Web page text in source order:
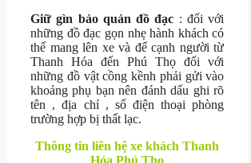
Giữ gìn bảo quản đồ đạc : đối với
những đồ đạc gọn nhẹ hành khách có
thể mang lên xe và để cạnh người từ
Thanh Hóa đến Phú Thọ đối với
những đồ vật cồng kềnh phải gửi vào
khoảng phụ bạn nên đánh dấu ghi rõ
tên , địa chỉ , số điện thoại phòng
trường hợp bị thất lạc.
Thông tin liên hệ xe khách Thanh